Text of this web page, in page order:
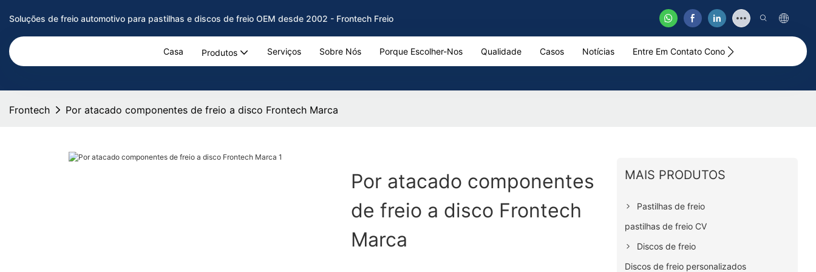
Soluções de freio automotivo para pastilhas e discos de freio OEM desde 2002 - Frontech Freio
Casa Produtos Serviços Sobre Nós Porque Escolher-Nos Qualidade Casos Notícias Entre Em Contato Conosco
Frontech Por atacado componentes de freio a disco Frontech Marca
Por atacado componentes
de freio a disco Frontech
Marca
MAIS PRODUTOS
Pastilhas de freio
pastilhas de freio CV
Discos de freio
Discos de freio personalizados